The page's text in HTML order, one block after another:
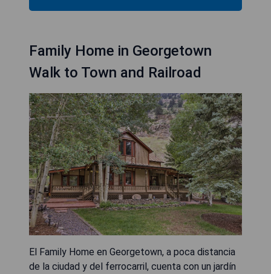
Family Home in Georgetown
Walk to Town and Railroad
El Family Home en Georgetown, a poca distancia
de la ciudad y del ferrocarril, cuenta con un jardín